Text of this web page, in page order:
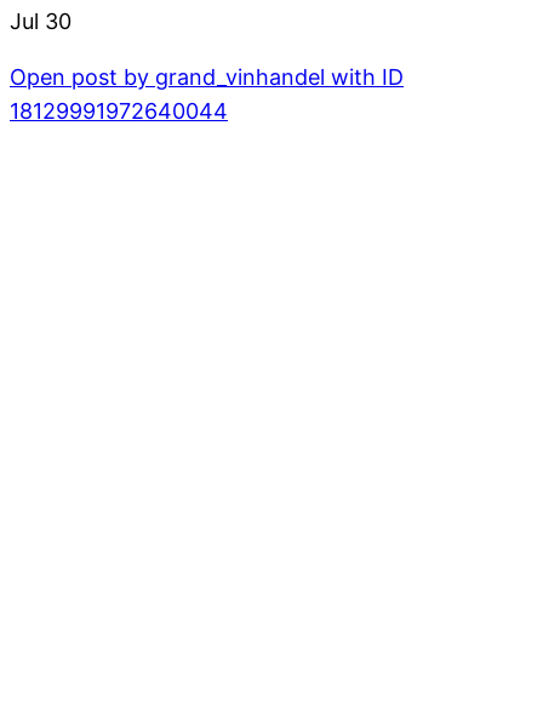
Jul 30
Open post by grand_vinhandel with ID
18129991972640044